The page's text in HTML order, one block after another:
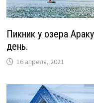
Пикник у озера
день.
16 апреля, 2021